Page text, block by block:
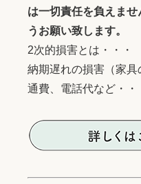
は一切責任を負えま
うお願い致します。
2次的損害とは・・・
納期遅れの損害（家
通費、電話代など・・